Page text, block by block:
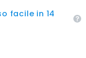
facile in 14